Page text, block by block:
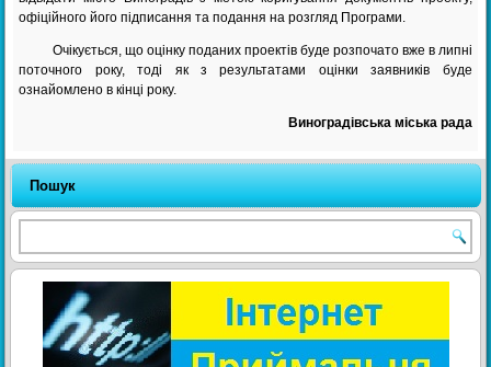
офіційного його підписання та подання на розгляд Програми.
Очікується, що оцінку поданих проектів буде розпочато вже в липні
поточного року, тоді як з результатами оцінки заявників буде
ознайомлено в кінці року.
Виноградівська міська рада
Пошук